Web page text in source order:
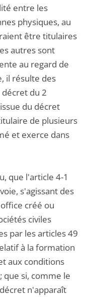
entre les
physiques, au
être titulaires
autres sont
au regard de
il résulte des
du 2
du décret
de plusieurs
et exerce dans
que l'article 4-1
s'agissant des
créé ou
civiles
par les articles 49
à la formation
aux conditions
que si, comme le
n'apparaît